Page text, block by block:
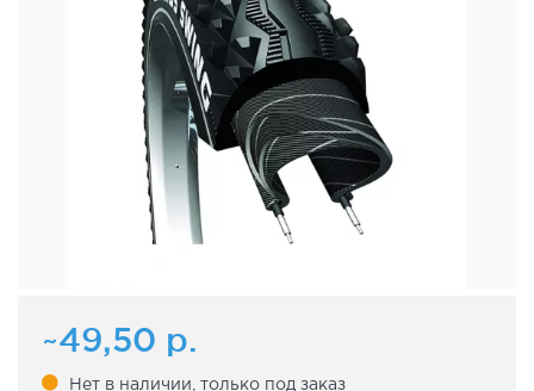
~49,50 р.
Нет в наличии, только под заказ